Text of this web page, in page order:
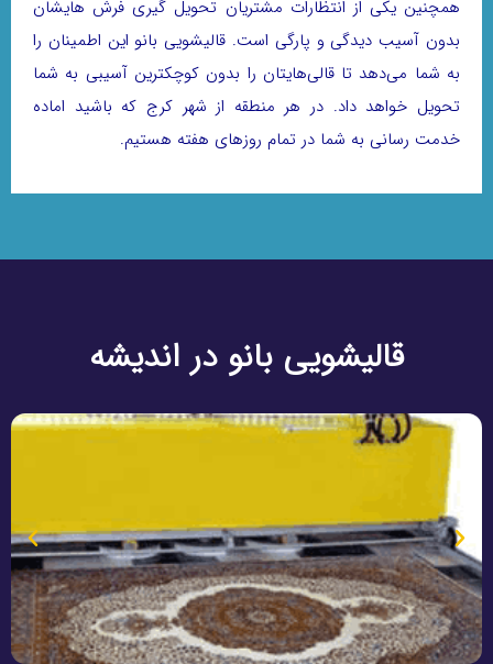
همچنین یکی از انتظارات مشتریان تحویل گیری فرش هایشان
بدون آسیب دیدگی و پارگی است. قالیشویی بانو این اطمینان را
به شما می‌دهد تا قالی‌هایتان را بدون کوچکترین آسیبی به شما
تحویل خواهد داد. در هر منطقه از شهر کرج که باشید اماده
خدمت رسانی به شما در تمام روزهای هفته هستیم.
قالیشویی بانو در اندیشه